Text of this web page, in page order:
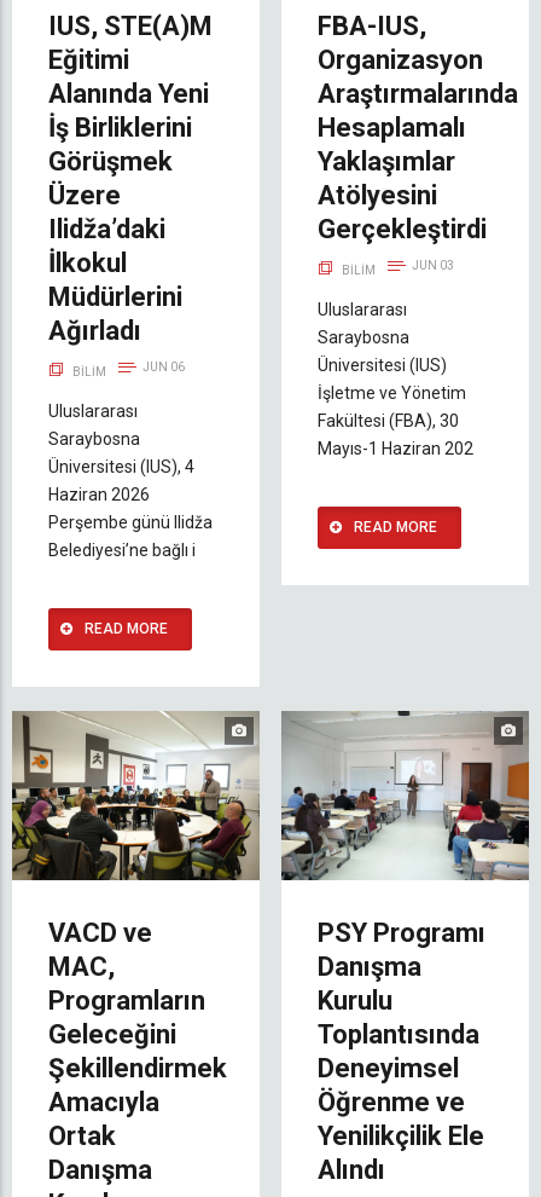
IUS, STE(A)M
Eğitimi
Alanında Yeni
İş Birliklerini
Görüşmek
Üzere
Ilidža’daki
İlkokul
Müdürlerini
Ağırladı
BILIM JUN 06
Uluslararası
Saraybosna
Üniversitesi (IUS), 4
Haziran 2026
Perşembe günü Ilidža
Belediyesi’ne bağlı i
READ MORE
FBA-IUS,
Organizasyon
Araştırmalarında
Hesaplamalı
Yaklaşımlar
Atölyesini
Gerçekleştirdi
BILIM JUN 03
Uluslararası
Saraybosna
Üniversitesi (IUS)
İşletme ve Yönetim
Fakültesi (FBA), 30
Mayıs-1 Haziran 202
READ MORE
VACD ve
MAC,
Programların
Geleceğini
Şekillendirmek
Amacıyla
Ortak
Danışma
PSY Programı
Danışma
Kurulu
Toplantısında
Deneyimsel
Öğrenme ve
Yenilikçilik Ele
Alındı